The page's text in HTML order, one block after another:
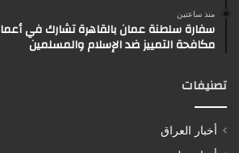
منذ ساعتين
سفارة سلطنة عمان بالقاهرة تشارك في
مكافحة التمييز ضد الإسلام والمسلمين
تصنيفات
أخبار العراق